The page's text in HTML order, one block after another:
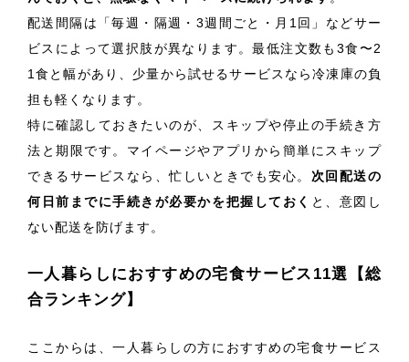
配送間隔は「毎週・隔週・3週間ごと・月1回」などサー
ビスによって選択肢が異なります。最低注文数も3食〜2
1食と幅があり、少量から試せるサービスなら冷凍庫の負
担も軽くなります。
特に確認しておきたいのが、スキップや停止の手続き方
法と期限です。マイページやアプリから簡単にスキップ
できるサービスなら、忙しいときでも安心。 次回配送の
何日前までに手続きが必要かを把握しておく と、意図し
ない配送を防げます。
一人暮らしにおすすめの宅食サービス11選【総
合ランキング】
ここからは、一人暮らしの方におすすめの宅食サービス